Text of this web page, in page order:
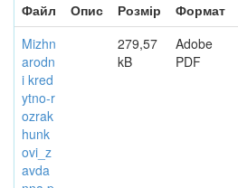
Файл
Опис Розмір
Формат
Mizhn
arodn
i kred
ytno-r
ozrak
hunk
ovi_z
avda
279,57
kB
Adobe
PDF